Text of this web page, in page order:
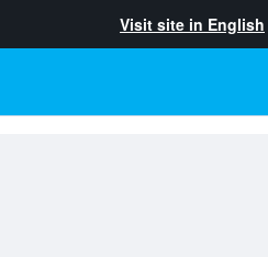
Visit site in English